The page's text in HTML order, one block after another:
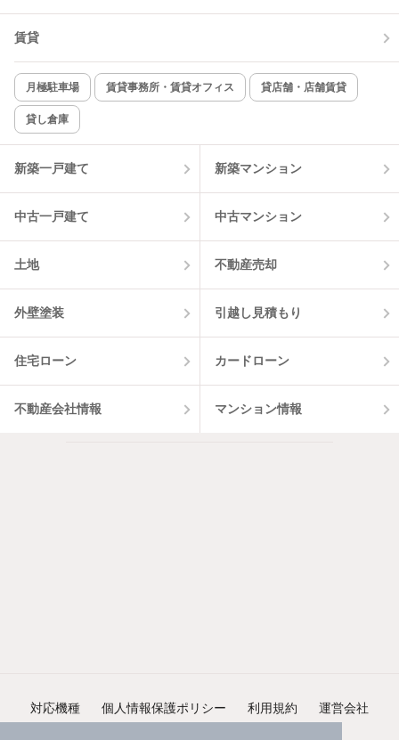
賃貸
月極駐車場 賃貸事務所・賃貸オフィス 貸店舗・店舗賃貸
貸し倉庫
新築一戸建て 新築マンション
中古一戸建て 中古マンション
土地 不動産売却
外壁塗装 引越し見積もり
住宅ローン カードローン
不動産会社情報 マンション情報
対応機種 個人情報保護ポリシー 利用規約 運営会社